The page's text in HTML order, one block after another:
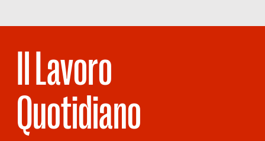
Il Lavoro
Quotidiano